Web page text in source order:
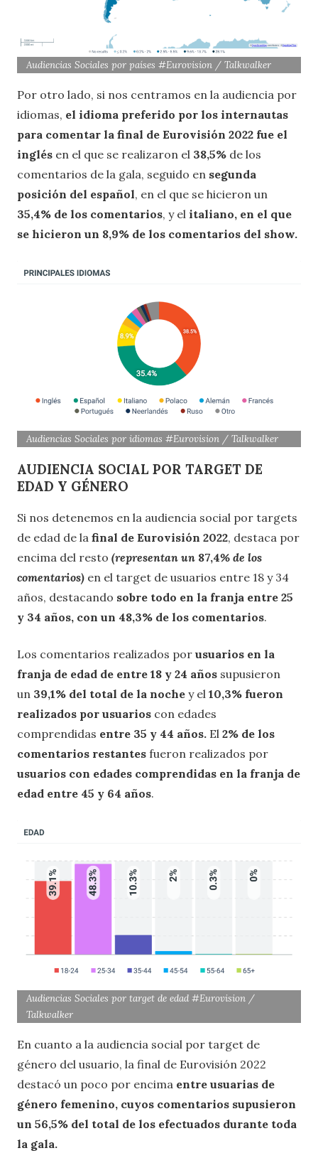
Audiencias Sociales por países #Eurovision / Talkwalker
Por otro lado, si nos centramos en la audiencia por
idiomas, el idioma preferido por los internautas
para comentar la final de Eurovisión 2022 fue el
inglés en el que se realizaron el 38,5% de los
comentarios de la gala, seguido en segunda
posición del español, en el que se hicieron un
35,4% de los comentarios, y el italiano, en el que
se hicieron un 8,9% de los comentarios del show.
Audiencias Sociales por idiomas #Eurovision / Talkwalker
AUDIENCIA SOCIAL POR TARGET DE
EDAD Y GÉNERO
Si nos detenemos en la audiencia social por targets
de edad de la final de Eurovisión 2022, destaca por
encima del resto (representan un 87,4% de los
comentarios) en el target de usuarios entre 18 y 34
años, destacando sobre todo en la franja entre 25
y 34 años, con un 48,3% de los comentarios.
Los comentarios realizados por usuarios en la
franja de edad de entre 18 y 24 años supusieron
un 39,1% del total de la noche y el 10,3% fueron
realizados por usuarios con edades
comprendidas entre 35 y 44 años. El 2% de los
comentarios restantes fueron realizados por
usuarios con edades comprendidas en la franja de
edad entre 45 y 64 años.
Audiencias Sociales por target de edad #Eurovision /
Talkwalker
En cuanto a la audiencia social por target de
género del usuario, la final de Eurovisión 2022
destacó un poco por encima entre usuarias de
género femenino, cuyos comentarios supusieron
un 56,5% del total de los efectuados durante toda
la gala.